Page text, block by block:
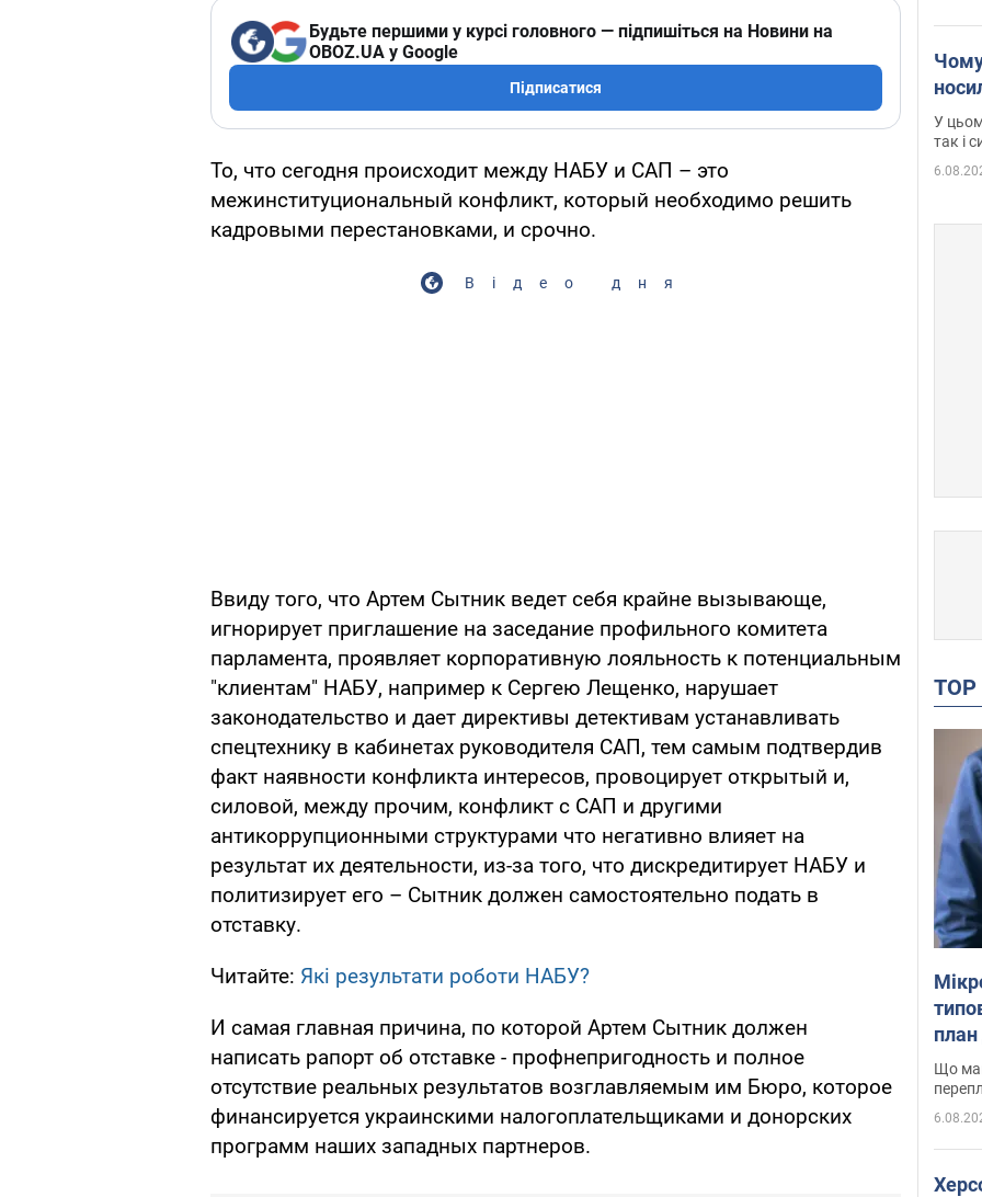
Будьте першими у курсі головного — підпишіться на Новини на
OBOZ.UA у Google
Підписатися
То, что сегодня происходит между НАБУ и САП – это
межинституциональный конфликт, который необходимо решить
кадровыми перестановками, и срочно.
Відео дня
Ввиду того, что Артем Сытник ведет себя крайне вызывающе,
игнорирует приглашение на заседание профильного комитета
парламента, проявляет корпоративную лояльность к потенциальным
"клиентам" НАБУ, например к Сергею Лещенко, нарушает
законодательство и дает директивы детективам устанавливать
спецтехнику в кабинетах руководителя САП, тем самым подтвердив
факт наявности конфликта интересов, провоцирует открытый и,
силовой, между прочим, конфликт с САП и другими
антикоррупционными структурами что негативно влияет на
результат их деятельности, из-за того, что дискредитирует НАБУ и
политизирует его – Сытник должен самостоятельно подать в
отставку.
Читайте: Які результати роботи НАБУ?
И самая главная причина, по которой Артем Сытник должен
написать рапорт об отставке - профнепригодность и полное
отсутствие реальных результатов возглавляемым им Бюро, которое
финансируется украинскими налогоплательщиками и донорских
программ наших западных партнеров.
У
так і
план
Що